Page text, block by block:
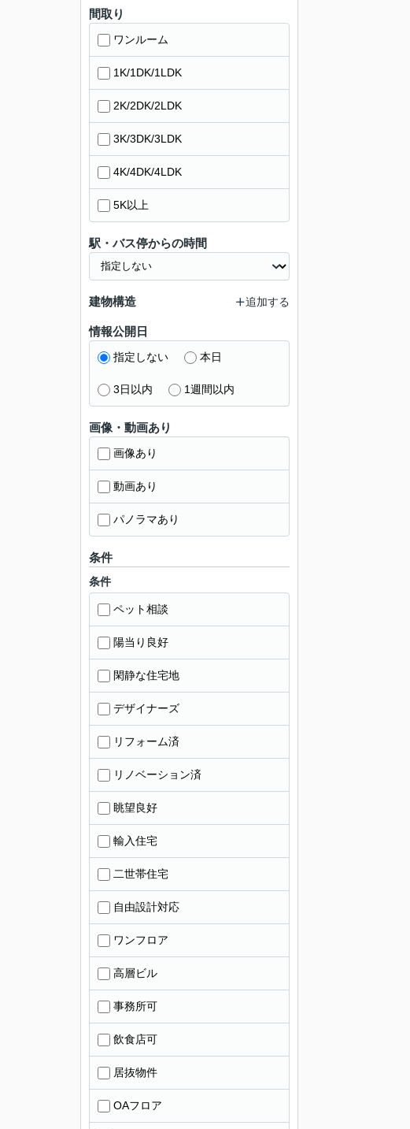
間取り
ワンルーム
1K/1DK/1LDK
2K/2DK/2LDK
3K/3DK/3LDK
4K/4DK/4LDK
5K以上
駅・バス停からの時間
建物構造 追加する
情報公開日
指定しない 本日
3日以内 1週間以内
画像・動画あり
画像あり
動画あり
パノラマあり
条件
条件
ペット相談
陽当り良好
閑静な住宅地
デザイナーズ
リフォーム済
リノベーション済
眺望良好
輸入住宅
二世帯住宅
自由設計対応
ワンフロア
高層ビル
事務所可
飲食店可
居抜物件
OAフロア